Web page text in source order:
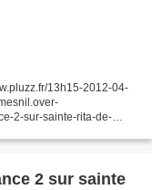
13h15-2012-04-
2-sur-sainte-rita-de-
2 sur sainte